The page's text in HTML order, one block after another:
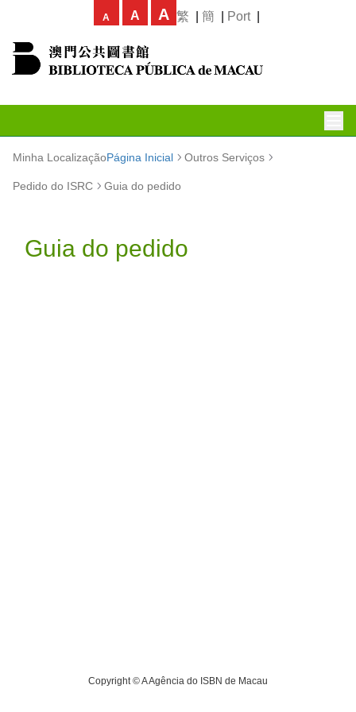
A A A 繁 簡 Port|
Minha LocalizaçãoPágina Inicial Outros Serviços
Pedido do ISRC Guia do pedido
Guia do pedido
Copyright ©A Agência do ISBN de Macau